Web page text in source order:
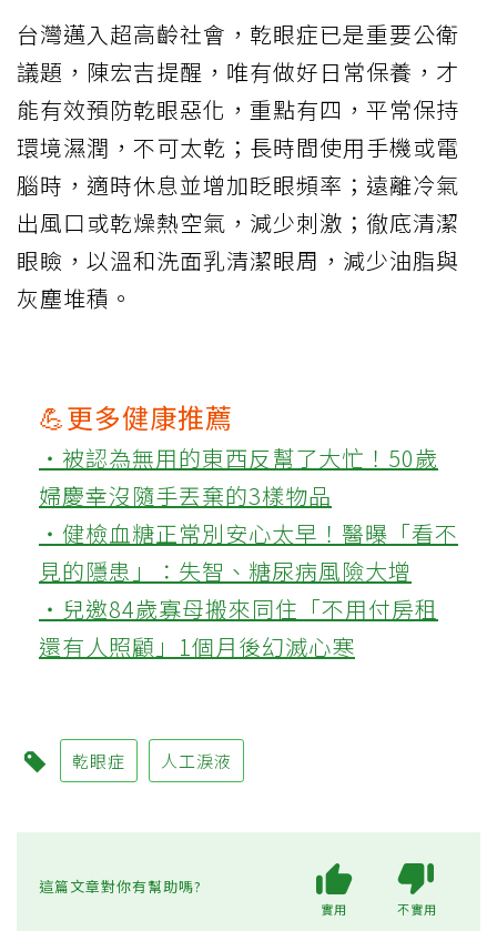
台灣邁入超高齡社會，乾眼症已是重要公衛
議題，陳宏吉提醒，唯有做好日常保養，才
能有效預防乾眼惡化，重點有四，平常保持
環境濕潤，不可太乾；長時間使用手機或電
腦時，適時休息並增加眨眼頻率；遠離冷氣
出風口或乾燥熱空氣，減少刺激；徹底清潔
眼瞼，以溫和洗面乳清潔眼周，減少油脂與
灰塵堆積。
💪更多健康推薦
‧被認為無用的東西反幫了大忙！50歲
婦慶幸沒隨手丟棄的3樣物品
‧健檢血糖正常別安心太早！醫曝「看不
見的隱患」：失智、糖尿病風險大增
‧兒邀84歲寡母搬來同住「不用付房租
還有人照顧」1個月後幻滅心寒
乾眼症 人工淚液
這篇文章對你有幫助嗎?
實用 不實用